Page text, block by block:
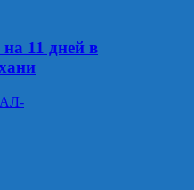
11 дней в
АЛ-